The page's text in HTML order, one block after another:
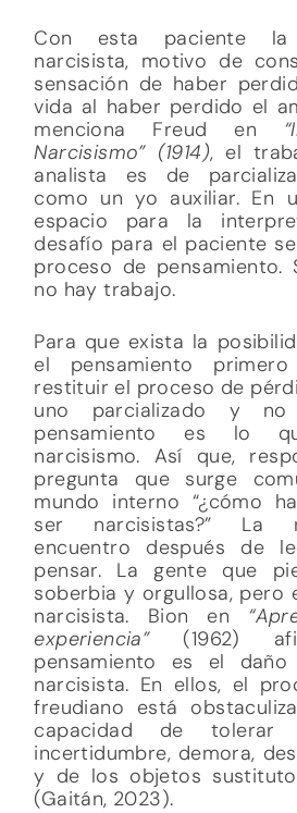
Con esta paciente la
narcisista, motivo de
sensación de haber
vida al haber perdido el
menciona Freud en
Narcisismo” (1914), el
analista es de
como un yo auxiliar. En
espacio para la
desafío para el paciente
proceso de pensamiento.
no hay trabajo.
Para que exista la
el pensamiento
restituir el proceso de
uno parcializado y no
pensamiento es lo
narcisismo. Así que,
pregunta que surge
mundo interno “¿cómo
ser narcisistas?” La
encuentro después de
pensar. La gente que
soberbia y orgullosa, pero
narcisista. Bion en
experiencia” (1962)
pensamiento es el
narcisista. En ellos, el
freudiano está
capacidad de tolerar
incertidumbre, demora,
y de los objetos
(Gaitán, 2023).